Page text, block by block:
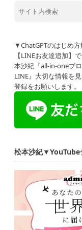
▼ChatGPTのはじめ
【LINEお友達追加】
本沙紀『all-in-oneブ
LINE』大切な情報を
登録をお願いします。
松本沙紀▼YouTube